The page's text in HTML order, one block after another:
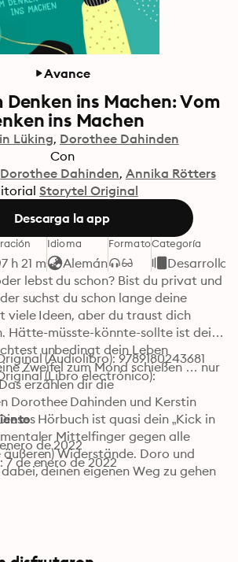
Avance
Denken ins Machen: Vom
ins Machen
Lüking Dorothee Dahinden
Con
Dorothee Dahinden Annika Rötters
Storytel Original
Descarga la app
7 h 21 m
Idioma
Alemán
FormatoCategoría
Desarrollo
lebst du schon? Bist du privat und
suchst du schon lange deine
viele Ideen, aber du traust dich
Hätte-müsste-könnte-sollte ist dein
unbedingt dein Leben
Zweifel zum Mond schießen … nur
erzählen dir die
Dorothee Dahinden und Kerstin
Hörbuch ist quasi dein „Kick in
mentaler Mittelfinger gegen alle
äußeren) Widerstände. Doro und
deinen eigenen Weg zu gehen
und berufliches Glück zu leben.
anderem, wie du
Glaubenssätze erkennst, Visionen
Pläne machst, mit (schwierigen)
(Audiolibro): 9789180243681
(Libro electrónico):
de 2022
de enero de 2022